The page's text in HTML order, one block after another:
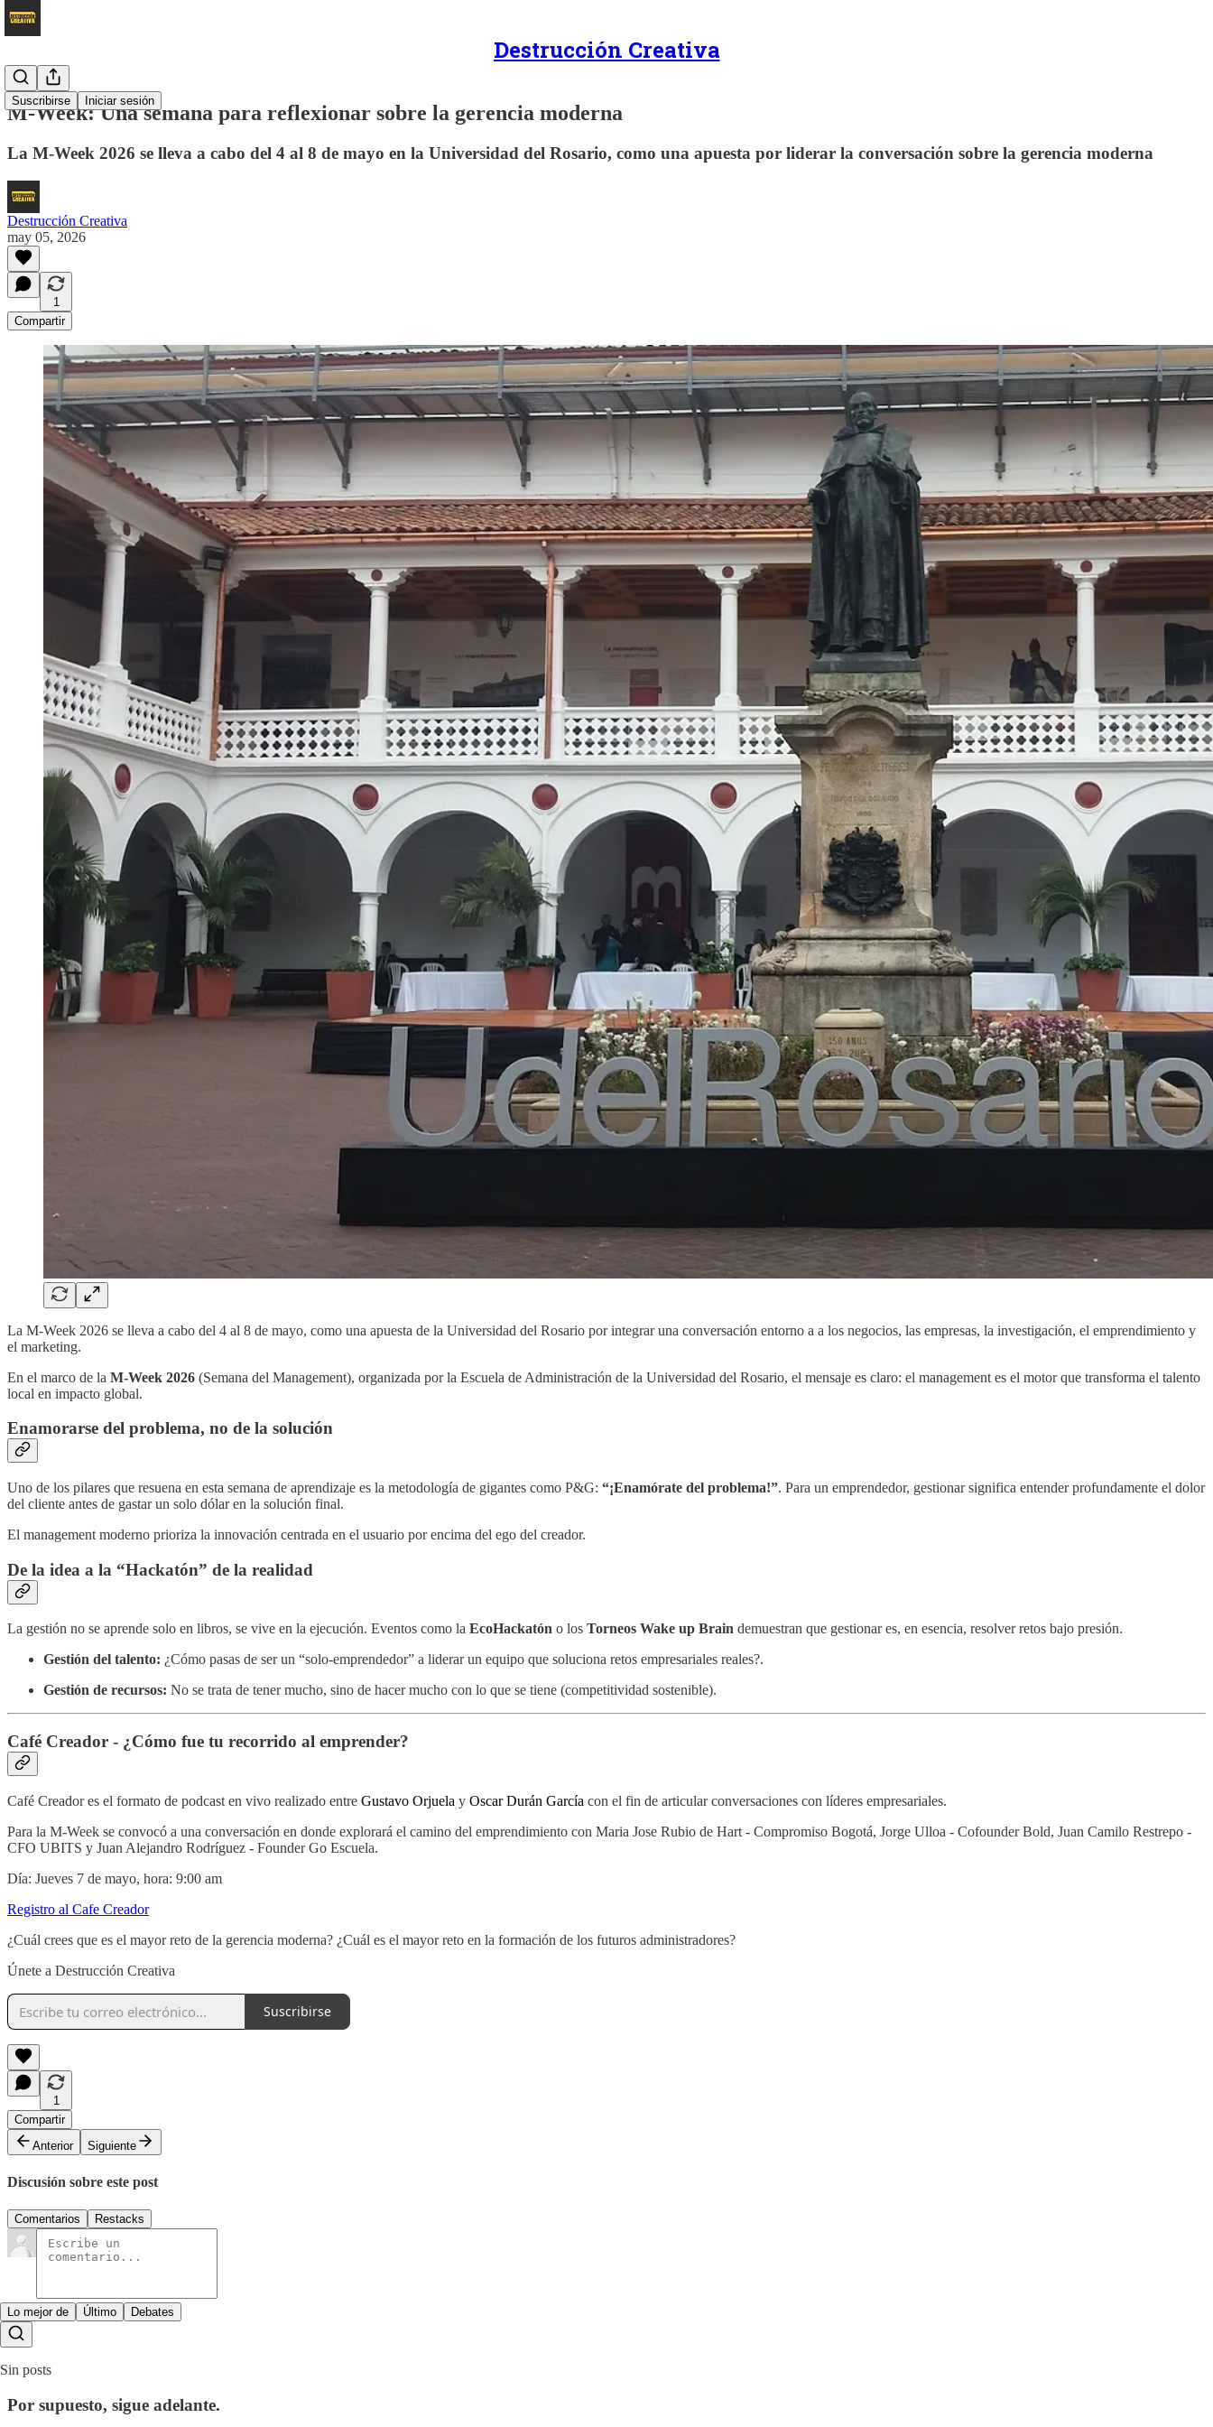
Destrucción Creativa
Suscribirse Iniciar sesión
M-Week: Una semana para reflexionar sobre la gerencia moderna
La M-Week 2026 se lleva a cabo del 4 al 8 de mayo en la Universidad del Rosario, como una apuesta por liderar la conversación sobre la gerencia moderna
Destrucción Creativa
may 05, 2026
1
Compartir
La M-Week 2026 se lleva a cabo del 4 al 8 de mayo, como una apuesta de la Universidad del Rosario por integrar una conversación entorno a a los negocios, las empresas, la investigación, el emprendimiento y
el marketing.
En el marco de la M-Week 2026 (Semana del Management), organizada por la Escuela de Administración de la Universidad del Rosario, el mensaje es claro: el management es el motor que transforma el talento
local en impacto global.
Enamorarse del problema, no de la solución
Uno de los pilares que resuena en esta semana de aprendizaje es la metodología de gigantes como P&G: “¡Enamórate del problema!”. Para un emprendedor, gestionar significa entender profundamente el dolor
del cliente antes de gastar un solo dólar en la solución final.
El management moderno prioriza la innovación centrada en el usuario por encima del ego del creador.
De la idea a la “Hackatón” de la realidad
La gestión no se aprende solo en libros, se vive en la ejecución. Eventos como la EcoHackatón o los Torneos Wake up Brain demuestran que gestionar es, en esencia, resolver retos bajo presión.
Gestión del talento: ¿Cómo pasas de ser un “solo-emprendedor” a liderar un equipo que soluciona retos empresariales reales?.
Gestión de recursos: No se trata de tener mucho, sino de hacer mucho con lo que se tiene (competitividad sostenible).
Café Creador - ¿Cómo fue tu recorrido al emprender?
Café Creador es el formato de podcast en vivo realizado entre Gustavo Orjuela y Oscar Durán García con el fin de articular conversaciones con líderes empresariales.
Para la M-Week se convocó a una conversación en donde explorará el camino del emprendimiento con Maria Jose Rubio de Hart - Compromiso Bogotá, Jorge Ulloa - Cofounder Bold, Juan Camilo Restrepo -
CFO UBITS y Juan Alejandro Rodríguez - Founder Go Escuela.
Día: Jueves 7 de mayo, hora: 9:00 am
Registro al Cafe Creador
¿Cuál crees que es el mayor reto de la gerencia moderna? ¿Cuál es el mayor reto en la formación de los futuros administradores?
Únete a Destrucción Creativa
Suscribirse
1
Compartir
Anterior
Siguiente
Discusión sobre este post
Comentarios Restacks
Lo mejor de Último Debates
Sin posts
Por supuesto, sigue adelante.